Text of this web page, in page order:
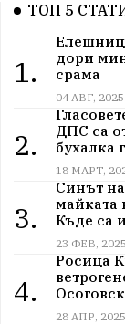
ТОП 5
1.
дори
срама
04 АВГ, 2025
2.
ДПС са
бухалка
18 МАРТ,
3.
Синът
майката
Къде са
23 ФЕВ, 2025
4.
Росица
28 АПР, 2025